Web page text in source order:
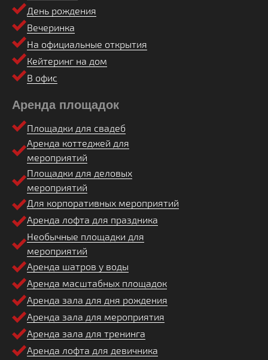
День рождения
Вечеринка
На официальные открытия
Кейтеринг на дом
В офис
Аренда площадок
Площадки для свадеб
Аренда коттеджей для
мероприятий
Площадки для деловых
мероприятий
Для корпоративных мероприятий
Аренда лофта для праздника
Необычные площадки для
мероприятий
Аренда шатров у воды
Аренда масштабных площадок
Аренда зала для дня рождения
Аренда зала для мероприятия
Аренда зала для тренинга
Аренда лофта для девичника